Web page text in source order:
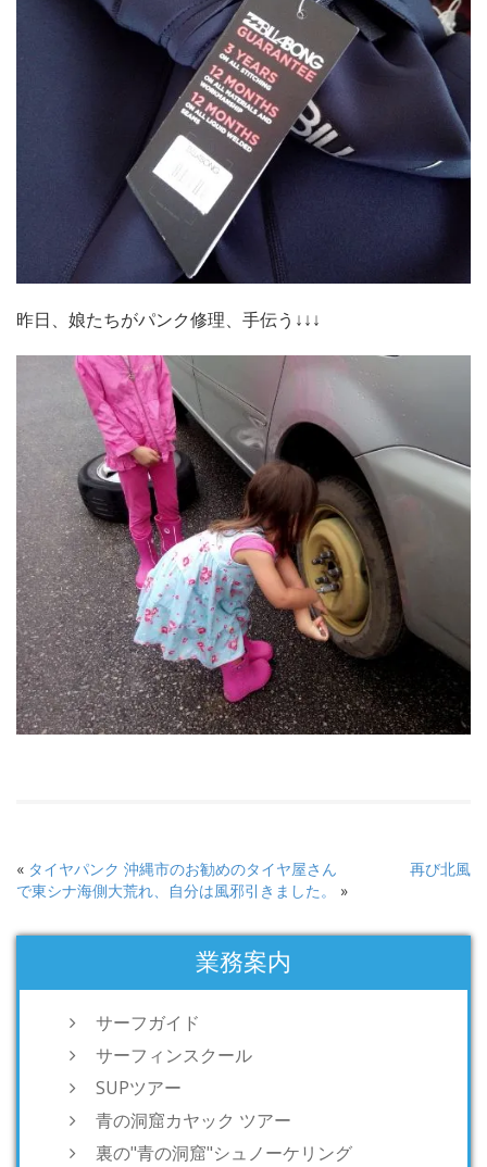
昨日、娘たちがパンク修理、手伝う↓↓↓
« タイヤパンク 沖縄市のお勧めのタイヤ屋さん
再び北風
で東シナ海側大荒れ、自分は風邪引きました。
»
業務案内
サーフガイド
サーフィンスクール
SUPツアー
青の洞窟カヤック ツアー
裏の"青の洞窟"シュノーケリング